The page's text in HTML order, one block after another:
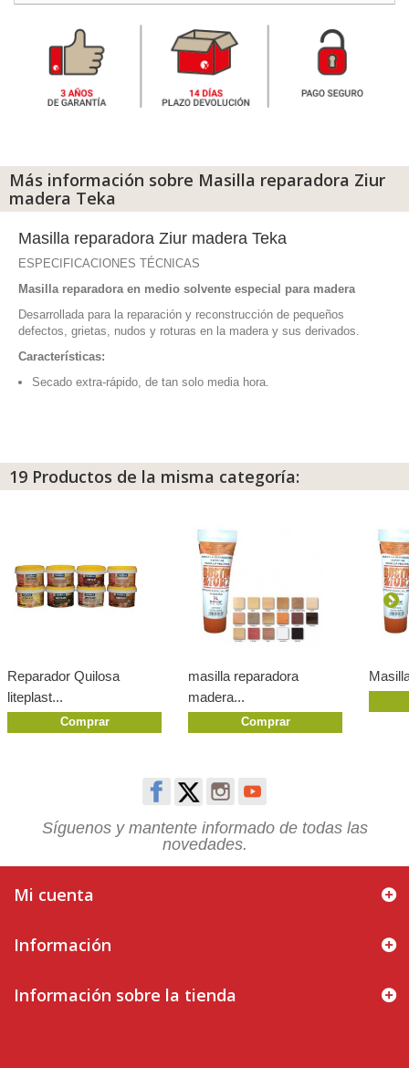
Más información sobre Masilla reparadora Ziur
madera Teka
Masilla reparadora Ziur madera Teka
ESPECIFICACIONES TÉCNICAS
Masilla reparadora en medio solvente especial para madera
Desarrollada para la reparación y reconstrucción de pequeños
defectos, grietas, nudos y roturas en la madera y sus derivados.
Características:
Secado extra-rápido, de tan solo media hora.
19 Productos de la misma categoría:
Reparador Quilosa
liteplast...
Comprar
masilla reparadora
madera...
Comprar
Síguenos y mantente informado de todas las
novedades.
Mi cuenta
Información
Información sobre la tienda